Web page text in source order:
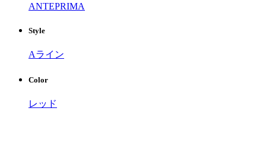
ANTEPRIMA
Style
Aライン
Color
レッド